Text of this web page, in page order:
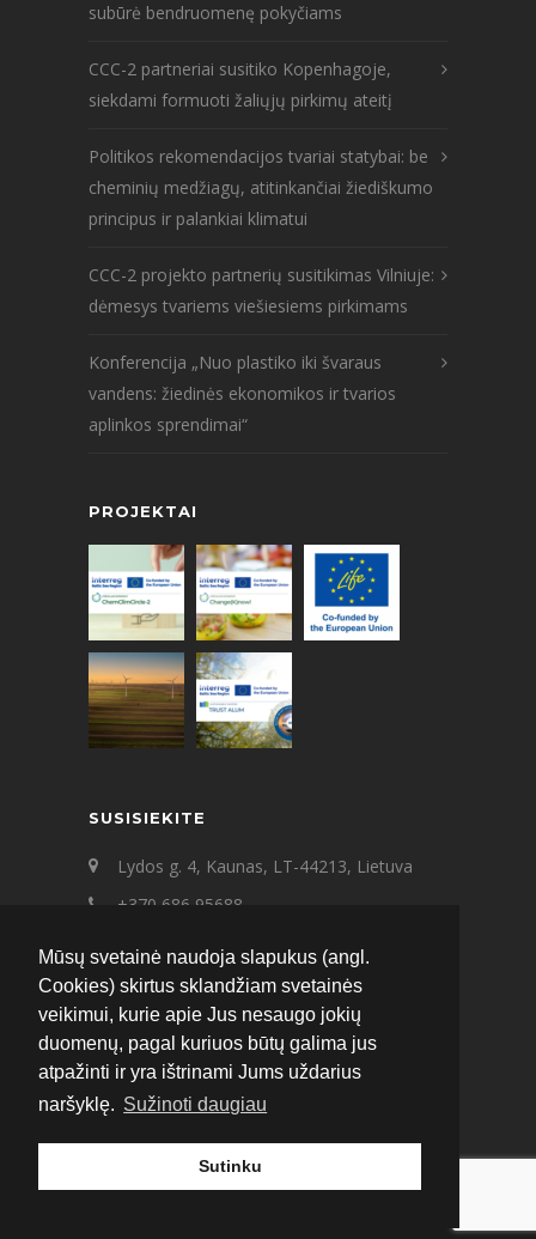
Mūsų svetainė naudoja slapukus (angl.
Cookies) skirtus sklandžiam svetainės
veikimui, kurie apie Jus nesaugo jokių
duomenų, pagal kuriuos būtų galima jus
atpažinti ir yra ištrinami Jums uždarius
naršyklę. Sužinoti daugiau
Sutinku
subūrė bendruomenę pokyčiams
CCC-2 partneriai susitiko Kopenhagoje,
siekdami formuoti žaliųjų pirkimų ateitį
Politikos rekomendacijos tvariai statybai: be
cheminių medžiagų, atitinkančiai žiediškumo
principus ir palankiai klimatui
CCC-2 projekto partnerių susitikimas Vilniuje:
dėmesys tvariems viešiesiems pirkimams
Konferencija „Nuo plastiko iki švaraus
vandens: žiedinės ekonomikos ir tvarios
aplinkos sprendimai“
PROJEKTAI
SUSISIEKITE
Lydos g. 4, Kaunas, LT-44213, Lietuva
+370 686 95688
ecat@ecat.lt
Facebook
Instagram
LinkedIn
© 2020 ECAT